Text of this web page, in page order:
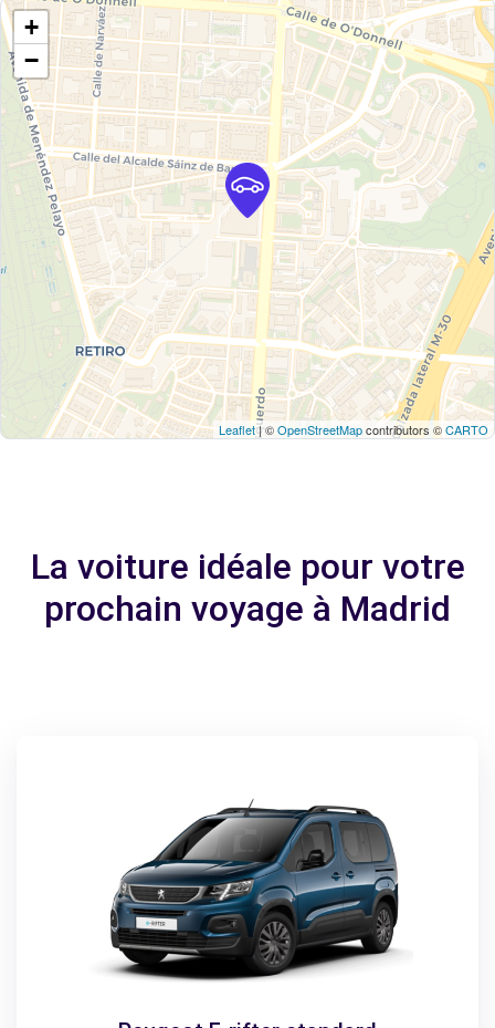
+
−
Leaflet| ©OpenStreetMapcontributors ©CARTO
La voiture idéale pour votre
prochain voyage à Madrid